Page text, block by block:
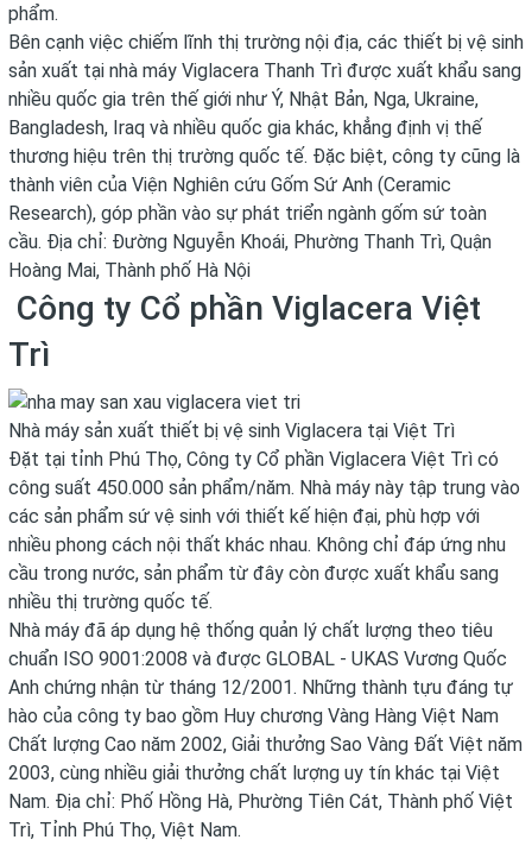
phẩm.
Bên cạnh việc chiếm lĩnh thị trường nội địa, các thiết bị vệ sinh
sản xuất tại nhà máy Viglacera Thanh Trì được xuất khẩu sang
nhiều quốc gia trên thế giới như Ý, Nhật Bản, Nga, Ukraine,
Bangladesh, Iraq và nhiều quốc gia khác, khẳng định vị thế
thương hiệu trên thị trường quốc tế. Đặc biệt, công ty cũng là
thành viên của Viện Nghiên cứu Gốm Sứ Anh (Ceramic
Research), góp phần vào sự phát triển ngành gốm sứ toàn
cầu. Địa chỉ: Đường Nguyễn Khoái, Phường Thanh Trì, Quận
Hoàng Mai, Thành phố Hà Nội
Công ty Cổ phần Viglacera Việt
Trì
Nhà máy sản xuất thiết bị vệ sinh Viglacera tại Việt Trì
Đặt tại tỉnh Phú Thọ, Công ty Cổ phần Viglacera Việt Trì có
công suất 450.000 sản phẩm/năm. Nhà máy này tập trung vào
các sản phẩm sứ vệ sinh với thiết kế hiện đại, phù hợp với
nhiều phong cách nội thất khác nhau. Không chỉ đáp ứng nhu
cầu trong nước, sản phẩm từ đây còn được xuất khẩu sang
nhiều thị trường quốc tế.
Nhà máy đã áp dụng hệ thống quản lý chất lượng theo tiêu
chuẩn ISO 9001:2008 và được GLOBAL - UKAS Vương Quốc
Anh chứng nhận từ tháng 12/2001. Những thành tựu đáng tự
hào của công ty bao gồm Huy chương Vàng Hàng Việt Nam
Chất lượng Cao năm 2002, Giải thưởng Sao Vàng Đất Việt năm
2003, cùng nhiều giải thưởng chất lượng uy tín khác tại Việt
Nam. Địa chỉ: Phố Hồng Hà, Phường Tiên Cát, Thành phố Việt
Trì, Tỉnh Phú Thọ, Việt Nam.